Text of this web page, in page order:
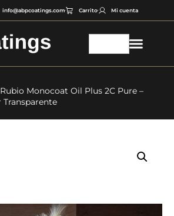
info@abpcoatings.com Carrito Mi cuenta
Rubio Monocoat Oil Plus 2C Pure –